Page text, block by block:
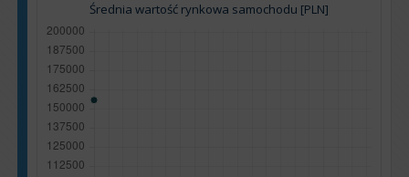
Średnia wartość rynkowa samochodu [PLN]